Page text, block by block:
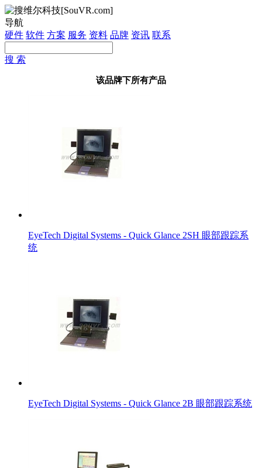
导航
硬件 软件 方案 服务 资料 品牌 资讯 联系
搜 索
该品牌下所有产品
EyeTech Digital Systems - Quick Glance 2SH 眼部跟踪系
统
EyeTech Digital Systems - Quick Glance 2B 眼部跟踪系统